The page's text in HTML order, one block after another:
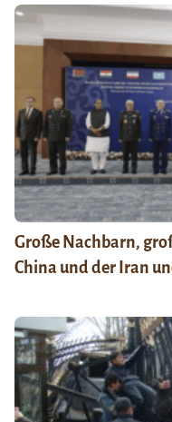
Große Nachbarn,
China und der Iran